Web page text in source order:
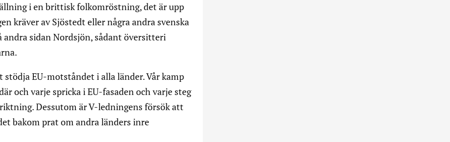
i en brittisk folkomröstning, det är upp
kräver av Sjöstedt eller några andra svenska
andra sidan Nordsjön, sådant översitteri
EU-motståndet i alla länder. Vår kamp
och varje spricka i EU-fasaden och varje steg
Dessutom är V-ledningens försök att
bakom prat om andra länders inre